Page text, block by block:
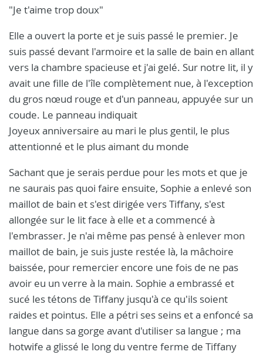
"Je t'aime trop doux"
Elle a ouvert la porte et je suis passé le premier. Je
suis passé devant l'armoire et la salle de bain en allant
vers la chambre spacieuse et j'ai gelé. Sur notre lit, il y
avait une fille de l'île complètement nue, à l'exception
du gros nœud rouge et d'un panneau, appuyée sur un
coude. Le panneau indiquait
Joyeux anniversaire au mari le plus gentil, le plus
attentionné et le plus aimant du monde
Sachant que je serais perdue pour les mots et que je
ne saurais pas quoi faire ensuite, Sophie a enlevé son
maillot de bain et s'est dirigée vers Tiffany, s'est
allongée sur le lit face à elle et a commencé à
l'embrasser. Je n'ai même pas pensé à enlever mon
maillot de bain, je suis juste restée là, la mâchoire
baissée, pour remercier encore une fois de ne pas
avoir eu un verre à la main. Sophie a embrassé et
sucé les tétons de Tiffany jusqu'à ce qu'ils soient
raides et pointus. Elle a pétri ses seins et a enfoncé sa
langue dans sa gorge avant d'utiliser sa langue ; ma
hotwife a glissé le long du ventre ferme de Tiffany